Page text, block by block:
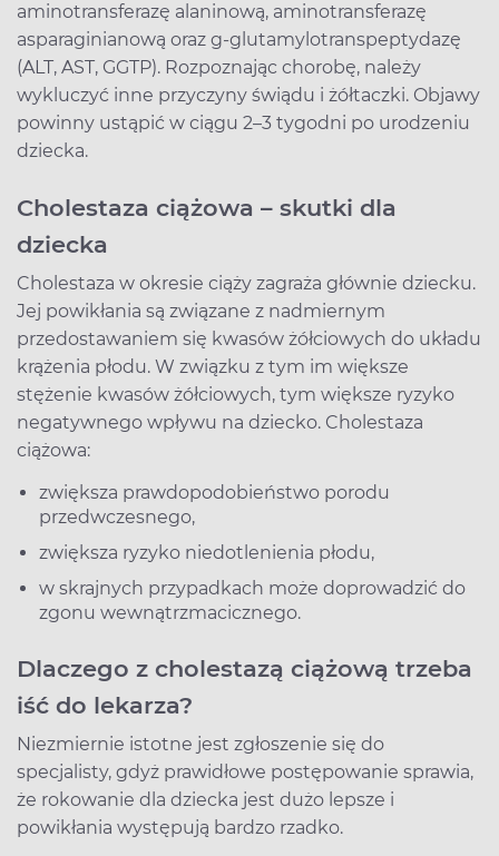
aminotransferazę alaninową, aminotransferazę
asparaginianową oraz g-glutamylotranspeptydazę
(ALT, AST, GGTP). Rozpoznając chorobę, należy
wykluczyć inne przyczyny świądu i żółtaczki. Objawy
powinny ustąpić w ciągu 2–3 tygodni po urodzeniu
dziecka.
Cholestaza ciążowa – skutki dla
dziecka
Cholestaza w okresie ciąży zagraża głównie dziecku.
Jej powikłania są związane z nadmiernym
przedostawaniem się kwasów żółciowych do układu
krążenia płodu. W związku z tym im większe
stężenie kwasów żółciowych, tym większe ryzyko
negatywnego wpływu na dziecko. Cholestaza
ciążowa:
zwiększa prawdopodobieństwo porodu
przedwczesnego,
zwiększa ryzyko niedotlenienia płodu,
w skrajnych przypadkach może doprowadzić do
zgonu wewnątrzmacicznego.
Dlaczego z cholestazą ciążową trzeba
iść do lekarza?
Niezmiernie istotne jest zgłoszenie się do
specjalisty, gdyż prawidłowe postępowanie sprawia,
że rokowanie dla dziecka jest dużo lepsze i
powikłania występują bardzo rzadko.